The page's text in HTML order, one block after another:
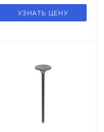
УЗНАТЬ ЦЕНУ